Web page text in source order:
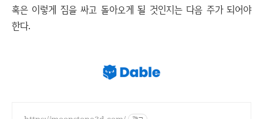
혹은 이렇게 짐을 싸고 돌아오게 될 것인지는 다음 주가 되어야
한다.